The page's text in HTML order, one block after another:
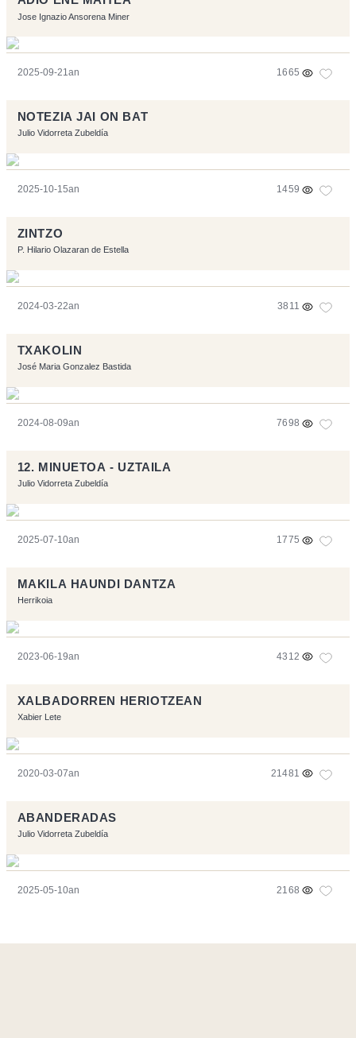
Jose Ignazio Ansorena Miner
2025-09-21an 1665
NOTEZIA JAI ON BAT
Julio Vidorreta Zubeldía
2025-10-15an 1459
ZINTZO
P. Hilario Olazaran de Estella
2024-03-22an 3811
TXAKOLIN
José Maria Gonzalez Bastida
2024-08-09an 7698
12. MINUETOA - UZTAILA
Julio Vidorreta Zubeldía
2025-07-10an 1775
MAKILA HAUNDI DANTZA
Herrikoia
2023-06-19an 4312
XALBADORREN HERIOTZEAN
Xabier Lete
2020-03-07an 21481
ABANDERADAS
Julio Vidorreta Zubeldía
2025-05-10an 2168